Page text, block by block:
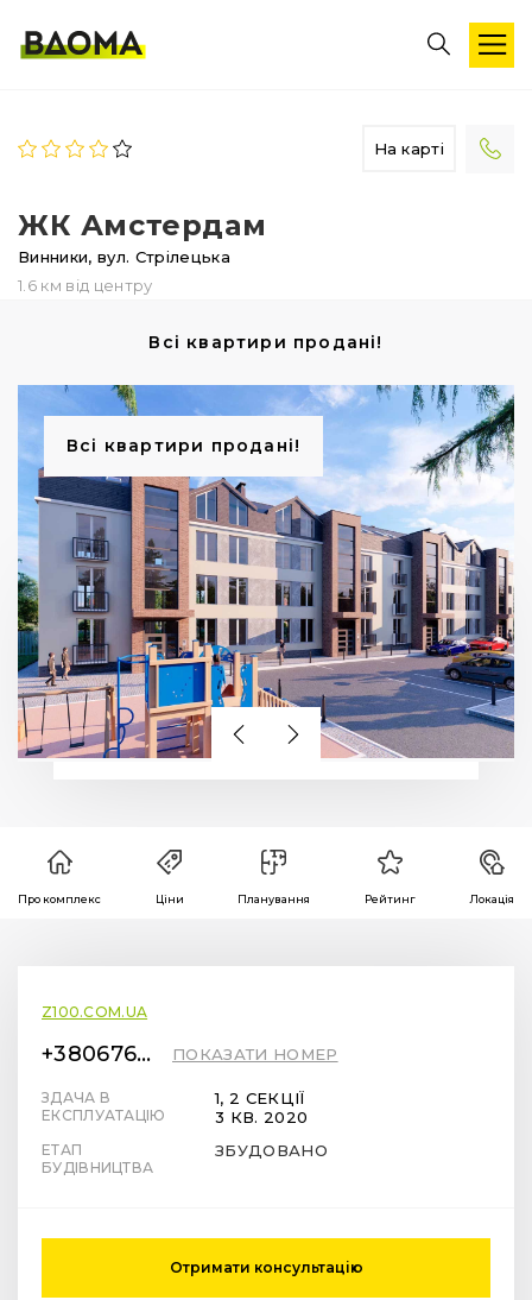
На карті
ЖК Амстердам
Винники, вул. Стрілецька
1.6 км від центру
Всі квартири продані!
Всі квартири продані!
Про комплекс Ціни Планування Рейтинг Локація
Z100.COM.UA
+380676736767 ПОКАЗАТИ НОМЕР
ЗДАЧА В
ЕКСПЛУАТАЦІЮ
1, 2 СЕКЦІЇ
3 КВ. 2020
ЕТАП
БУДІВНИЦТВА
ЗБУДОВАНО
Отримати консультацію